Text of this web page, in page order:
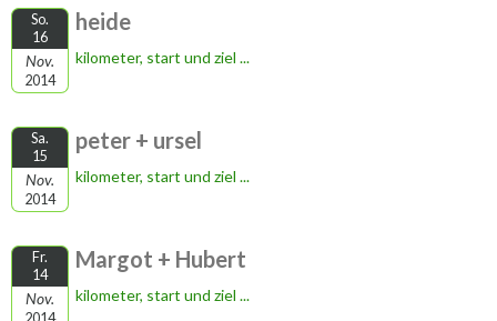
So.
16
Nov.
2014
heide
kilometer, start und ziel ...
Sa.
15
Nov.
2014
peter + ursel
kilometer, start und ziel ...
Fr.
14
Nov.
Margot + Hubert
kilometer, start und ziel ...